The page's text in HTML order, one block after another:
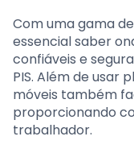
Com uma gama
essencial saber
confiáveis e
PIS. Além de usar
móveis também
proporcionando
trabalhador.